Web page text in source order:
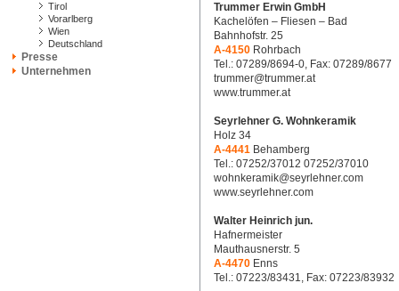
Tirol
Vorarlberg
Wien
Deutschland
Presse
Unternehmen
Trummer Erwin GmbH
Kachelöfen – Fliesen – Bad
Bahnhofstr. 25
A-4150 Rohrbach
Tel.: 07289/8694-0, Fax: 07289/8677
trummer@trummer.at
www.trummer.at
Seyrlehner G. Wohnkeramik
Holz 34
A-4441 Behamberg
Tel.: 07252/37012 07252/37010
wohnkeramik@seyrlehner.com
www.seyrlehner.com
Walter Heinrich jun.
Hafnermeister
Mauthausnerstr. 5
A-4470 Enns
Tel.: 07223/83431, Fax: 07223/83932